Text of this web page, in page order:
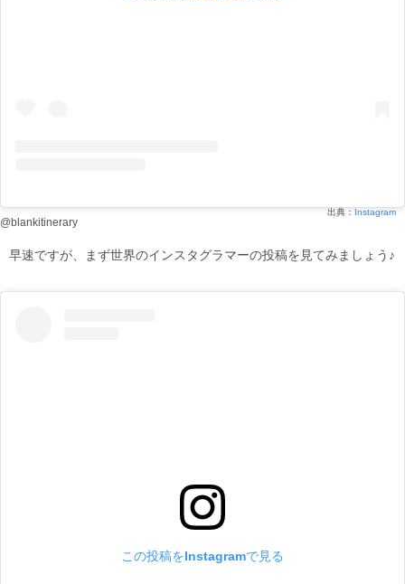
出典： Instagram
@blankitinerary
早速ですが、まず世界のインスタグラマーの投稿を見てみましょう♪
この投稿をInstagramで見る